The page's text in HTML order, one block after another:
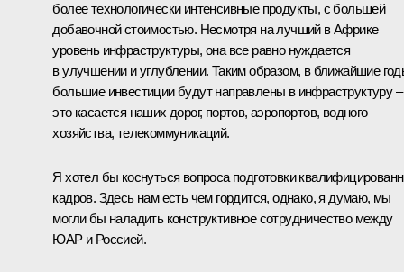
более технологически интенсивные продукты, с большей
добавочной стоимостью. Несмотря на лучший в Африке
уровень инфраструктуры, она все равно нуждается
в улучшении и углублении. Таким образом, в ближайшие
большие инвестиции будут направлены в инфраструктуру –
это касается наших дорог, портов, аэропортов, водного
хозяйства, телекоммуникаций.
Я хотел бы коснуться вопроса подготовки
кадров. Здесь нам есть чем гордится, однако, я думаю, мы
могли бы наладить конструктивное сотрудничество между
ЮАР и Россией.